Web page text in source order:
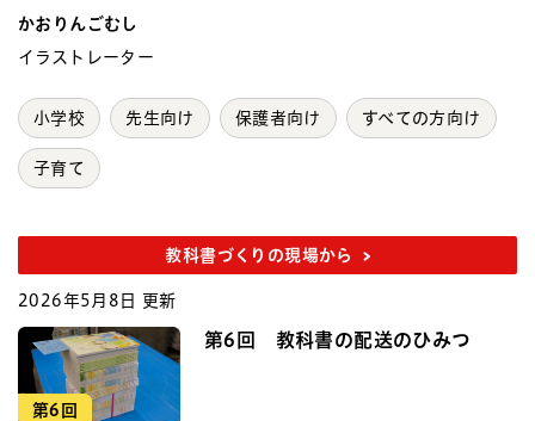
かおりんごむし
イラストレーター
小学校 先生向け 保護者向け すべての方向け
子育て
教科書づくりの現場から
2026年5月8日 更新
第6回
第6回 教科書の配送のひみつ